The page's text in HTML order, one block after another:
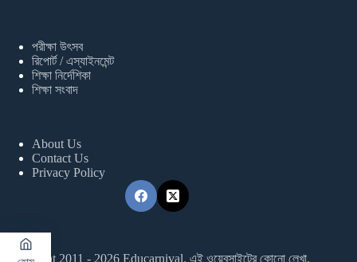
পরীক্ষা উৎসব
রিপোর্ট / এস্যাইনমেন্ট
শিক্ষা নির্দেশিকা
শিক্ষা সংবাদ
About Us
Contact Us
Privacy Policy
Copyright 2011 - 2026 Educarnival. এই ওয়েবসাইটের কোনো লেখা,